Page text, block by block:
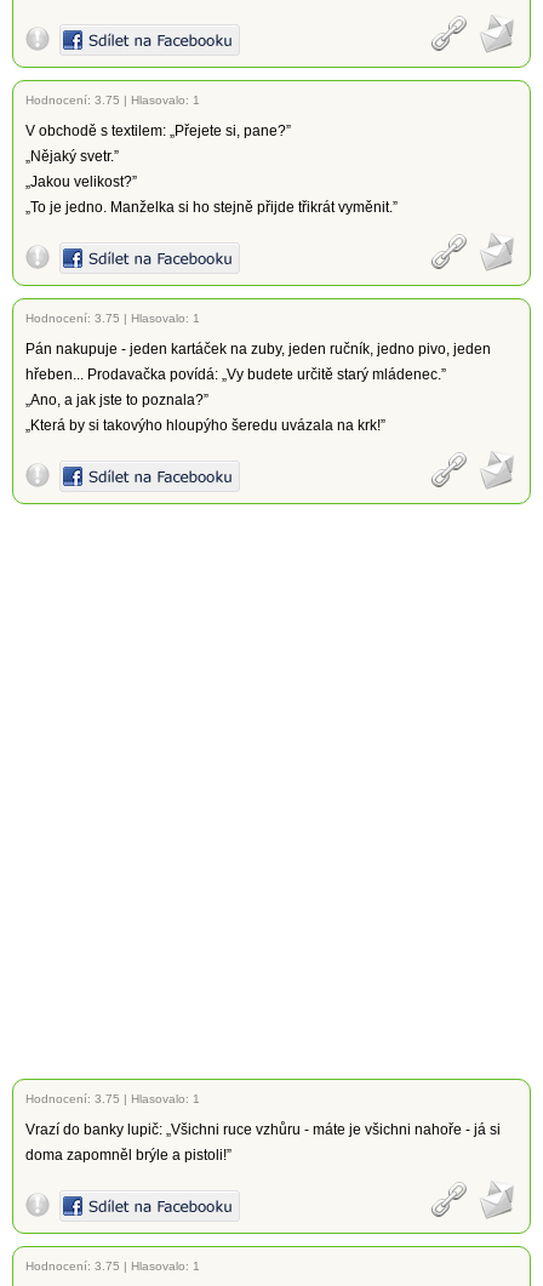
Hodnocení: 3.75 | Hlasovalo: 1
V obchodě s textilem: „Přejete si, pane?”
„Nějaký svetr.”
„Jakou velikost?”
„To je jedno. Manželka si ho stejně přijde třikrát vyměnit.”
Hodnocení: 3.75 | Hlasovalo: 1
Pán nakupuje - jeden kartáček na zuby, jeden ručník, jedno pivo, jeden
hřeben... Prodavačka povídá: „Vy budete určitě starý mládenec.”
„Ano, a jak jste to poznala?”
„Která by si takovýho hloupýho šeredu uvázala na krk!”
Hodnocení: 3.75 | Hlasovalo: 1
Vrazí do banky lupič: „Všichni ruce vzhůru - máte je všichni nahoře - já si
doma zapomněl brýle a pistoli!”
Hodnocení: 3.75 | Hlasovalo: 1